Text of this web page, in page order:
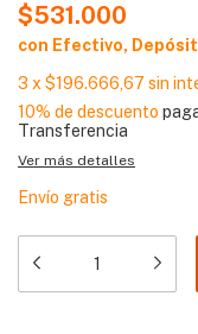
$531.000
con Efectivo,
3 x$196.666,67 sin
10% de descuento
Transferencia
Ver más detalles
Envío gratis